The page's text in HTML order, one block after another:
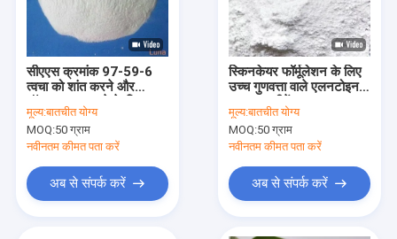
सीएएस क्रमांक 97-59-6
त्वचा को शांत करने और
मॉइस्चराइज करने के लिए
एलनटोइन पाउडर
मूल्य:बातचीत योग्य
MOQ:50 ग्राम
नवीनतम कीमत पता करें
अब से संपर्क करें
स्किनकेयर फॉर्मूलेशन के लिए
उच्च गुणवत्ता वाले एलनटोइन
पाउडर खरीदें CAS 97-59-
6
मूल्य:बातचीत योग्य
MOQ:50 ग्राम
नवीनतम कीमत पता करें
अब से संपर्क करें